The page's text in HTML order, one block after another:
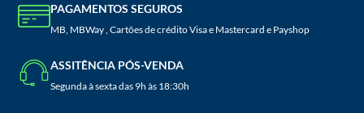
PAGAMENTOS SEGUROS
MB, MBWay , Cartões de crédito Visa e Mastercard e Payshop
ASSITÊNCIA PÓS-VENDA
Segunda à sexta das 9h às 18:30h